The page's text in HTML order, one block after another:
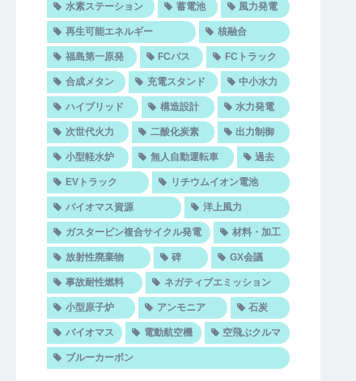
水素ステーション 蓄電池 風力発電
再生可能エネルギー 核融合
福島第一原発 FCバス FCトラック
合成メタン 充電スタンド 中小水力
ハイブリッド 構造設計 水力発電
次世代火力 二酸化炭素 出力制御
小型軽水炉 無人自動運転車 過去
EVトラック リチウムイオン電池
バイオマス資源 洋上風力
ガスタービン複合サイクル発電 材料・加工
放射性廃棄物 碑 GX会議
事故耐性燃料 ネガティブエミッション
小型原子炉 アンモニア 石炭
バイオマス 電動航空機 空飛ぶクルマ
ブルーカーボン